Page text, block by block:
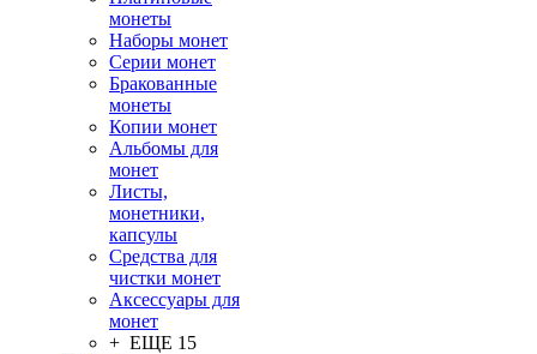
монеты
Наборы монет
Серии монет
Бракованные
монеты
Копии монет
Альбомы для
монет
Листы,
монетники,
капсулы
Средства для
чистки монет
Аксессуары для
монет
+ ЕЩЕ 15